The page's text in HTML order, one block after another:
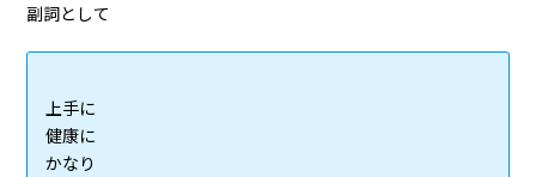
副詞として
上手に
健康に
かなり